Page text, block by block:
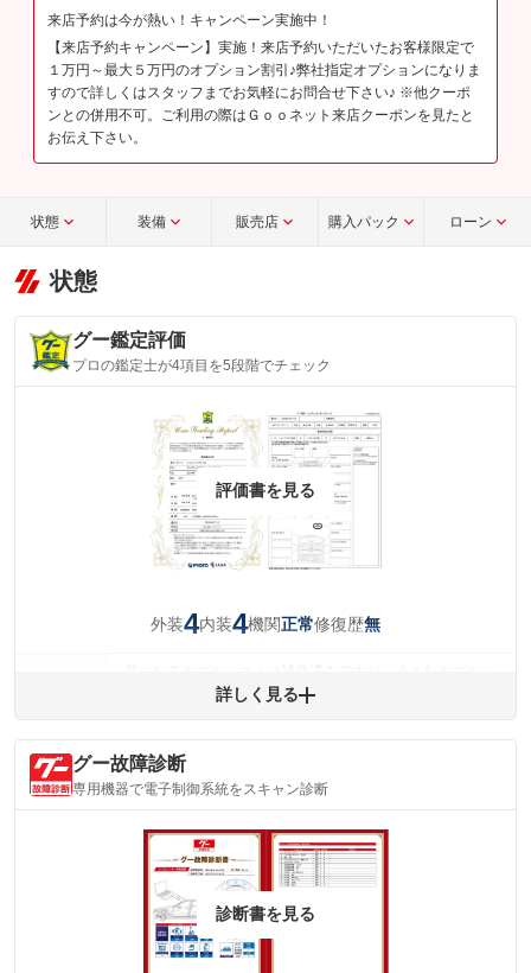
来店予約は今が熱い！キャンペーン実施中！
【来店予約キャンペーン】実施！来店予約いただいたお客様限定で
１万円～最大５万円のオプション割引♪弊社指定オプションになりま
すので詳しくはスタッフまでお気軽にお問合せ下さい♪ ※他クーポ
ンとの併用不可。ご利用の際はＧｏｏネット来店クーポンを見たと
お伝え下さい。
状態 装備 販売店 購入パック ローン
状態
グー鑑定評価
プロの鑑定士が4項目を5段階でチェック
評価書を見る
外装4内装4機関正常修復歴無
コミが残っています。
内装
(内装状態)
気になる汚れ等が、部分的にあります。
詳細は鑑定書をご確認ください。
※グー鑑定は保証サービスではございません。購入時は必ず現車をご確認
※実際にお渡しするコンディションチェックシートにつきましては、形式
詳しく見る
グー故障診断
専用機器で電子制御系統をスキャン診断
診断書を見る